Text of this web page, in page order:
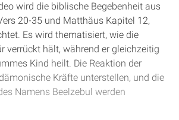
wird die biblische Begebenheit aus
20-35 und Matthäus Kapitel 12,
Es wird thematisiert, wie die
verrückt hält, während er gleichzeitig
Kind heilt. Die Reaktion der
Kräfte unterstellen, und die
Namens Beelzebul werden